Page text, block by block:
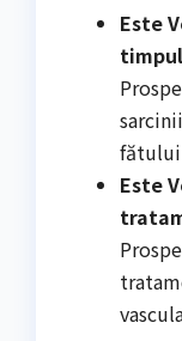
Este
fătului
Este